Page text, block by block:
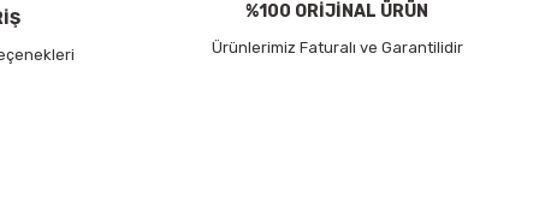
%100 ORİJİNAL ÜRÜN
Ürünlerimiz Faturalı ve Garantilidir